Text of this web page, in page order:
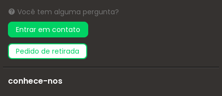
Você tem alguma pergunta?
Entrar em contato
pedido de retirada
conhece-nos